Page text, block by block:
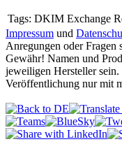
Tags: DKIM Exchange
Impressum und
Anregungen oder Fragen
Gewähr! Namen und
jeweiligen Hersteller sein.
Veröffentlichung nur mit